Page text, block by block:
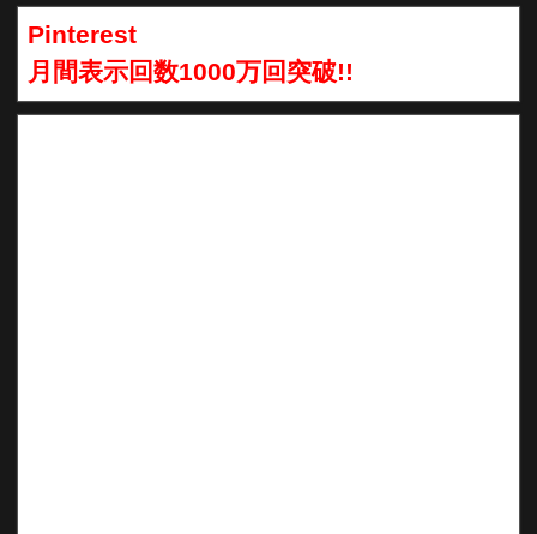
Pinterest
月間表示回数1000万回突破!!